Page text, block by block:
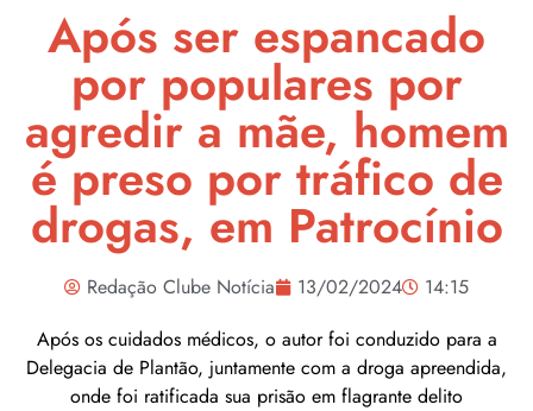
Após ser espancado
por populares por
agredir a mãe, homem
é preso por tráfico de
drogas, em Patrocínio
Redação Clube Notícia 13/02/2024
14:15
Após os cuidados médicos, o autor foi conduzido para a
Delegacia de Plantão, juntamente com a droga apreendida,
onde foi ratificada sua prisão em flagrante delito